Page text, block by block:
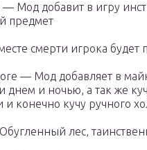
— Мод добавит в игру
предмет
смерти игрока будет
— Мод добавляет в
и ночью, а так же
и конечно кучу ручного
лес,